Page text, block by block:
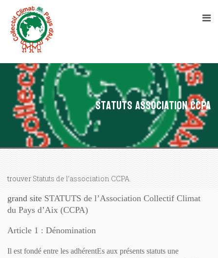
Statuts Association CCPA
trouver Statuts de l’association CCPA.
grand site STATUTS de l’Association Collectif Climat
du Pays d’Aix (CCPA)
Article 1 : Dénomination
Il est fondé entre les adhérentEs aux présents statuts une